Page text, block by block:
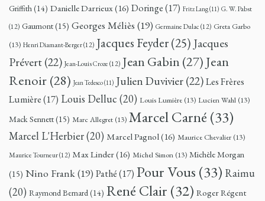
Griffith(14) Danielle Darrieux(16) Doringe(17) Fritz Lang(11) G. W. Pabst
(12) Gaumont(15) Georges Méliès (19) Germaine Dulac (12) Greta Garbo
(13) Henri Diamant-Berger(12) Jacques Feyder(25) Jacques
Prévert(22) Jean-Louis Croze (12) Jean Gabin (27) Jean
Renoir (28) Jean Tedesco(11) Julien Duvivier(22)Les Frères
Lumière(17) Louis Delluc (20) Louis Lumière (13) Lucien Wahl (13)
Mack Sennett(15) Marc Allegret (13) Marcel Carné (33)
Marcel L'Herbier(20) Marcel Pagnol(16) Maurice Chevalier (13)
Maurice Tourneur(12) Max Linder(16) Michel Simon (13) Michèle Morgan
(15) Nino Frank(19) Pathé(17) Pour Vous (33) Raimu
(20) Raymond Bernard(14) René Clair (32) Roger Régent